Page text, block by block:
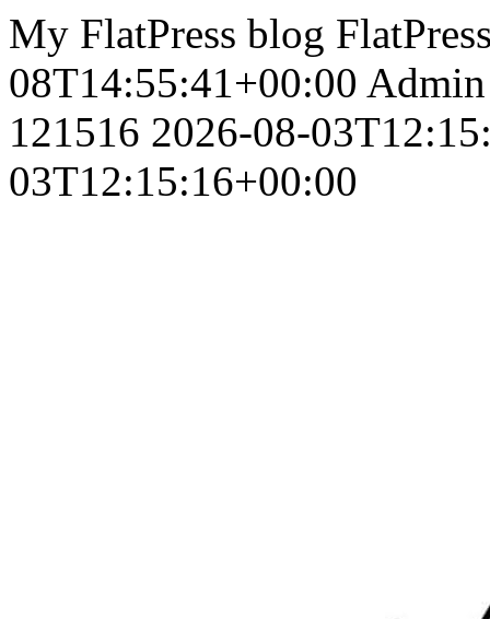
My FlatPress blog
08T14:55:41+00:00 Admin
121516 2026-08-
03T12:15:16+00:00